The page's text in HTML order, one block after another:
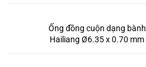
Ống đồng cuộn dạng bành
Hailiang Ø6.35 x 0.70 mm